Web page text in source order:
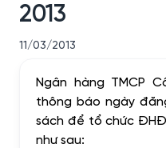
2013
11/03/2013
Ngân hàng TMCP
thông báo ngày
sách để tổ chức
như sau: